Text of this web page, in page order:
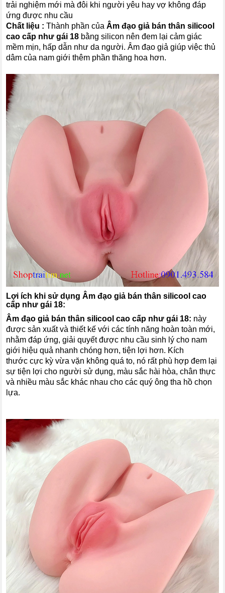
trải nghiệm mới mà đôi khi người yêu hay vợ không đáp
ứng được nhu cầu
Chất liệu :Thành phần củaÂm đạo giả bán thân silicool
cao cấp như gái 18 bằng silicon nên đem lại cảm giác
mềm mịn, hấp dẫn như da người. Âm đạo giả giúp việc thủ
dâm của nam giới thêm phần thăng hoa hơn.
Lợi ích khi sử dụng Âm đạo giả bán thân silicool cao
cấp như gái 18:
Âm đạo giả bán thân silicool cao cấp như gái 18: này
được sản xuất và thiết kế với các tính năng hoàn toàn mới,
nhằm đáp ứng, giải quyết được nhu cầu sinh lý cho nam
giới hiệu quả nhanh chóng hơn, tiện lợi hơn. Kích
thước cực kỳ vừa vặn không quá to, nó rất phù hợp đem lại
sự tiện lợi cho người sử dụng, màu sắc hài hòa, chân thực
và nhiều màu sắc khác nhau cho các quý ông tha hồ chọn
lựa.